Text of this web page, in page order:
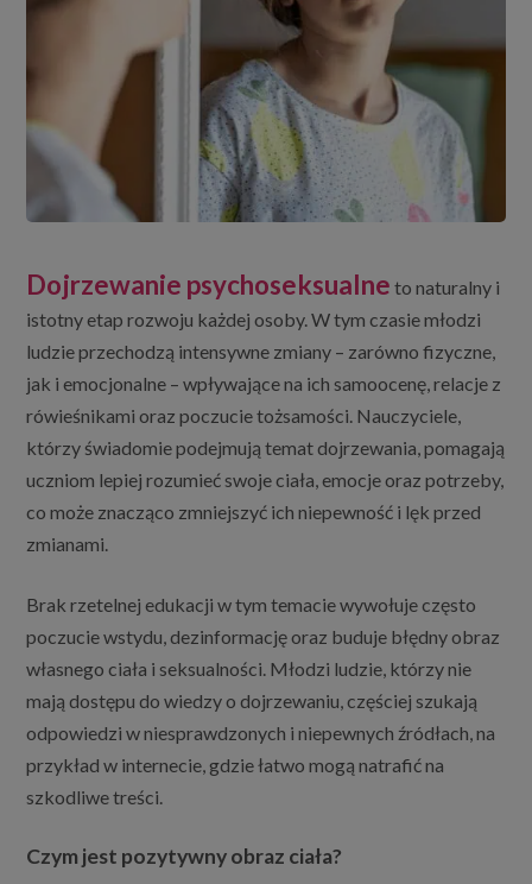
Dojrzewanie psychoseksualne to naturalny i
istotny etap rozwoju każdej osoby. W tym czasie młodzi
ludzie przechodzą intensywne zmiany – zarówno fizyczne,
jak i emocjonalne – wpływające na ich samoocenę, relacje z
rówieśnikami oraz poczucie tożsamości. Nauczyciele,
którzy świadomie podejmują temat dojrzewania, pomagają
uczniom lepiej rozumieć swoje ciała, emocje oraz potrzeby,
co może znacząco zmniejszyć ich niepewność i lęk przed
zmianami.
Brak rzetelnej edukacji w tym temacie wywołuje często
poczucie wstydu, dezinformację oraz buduje błędny obraz
własnego ciała i seksualności. Młodzi ludzie, którzy nie
mają dostępu do wiedzy o dojrzewaniu, częściej szukają
odpowiedzi w niesprawdzonych i niepewnych źródłach, na
przykład w internecie, gdzie łatwo mogą natrafić na
szkodliwe treści.
Czym jest pozytywny obraz ciała?